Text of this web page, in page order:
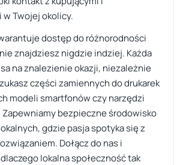
Twojej okolicy.
dostęp do różnorodności
znajdziesz nigdzie indziej. Każda
na znalezienie okazji, niezależnie
części zamiennych do drukarek
modeli smartfonów czy narzędzi
bezpieczne środowisko
gdzie pasja spotyka się z
Dołącz do nas i
lokalna społeczność tak